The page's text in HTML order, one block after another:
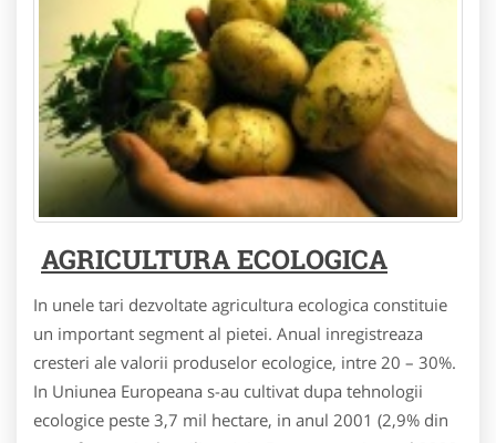
AGRICULTURA ECOLOGICA
In unele tari dezvoltate agricultura ecologica constituie
un important segment al pietei. Anual inregistreaza
cresteri ale valorii produselor ecologice, intre 20 – 30%.
In Uniunea Europeana s-au cultivat dupa tehnologii
ecologice peste 3,7 mil hectare, in anul 2001 (2,9% din